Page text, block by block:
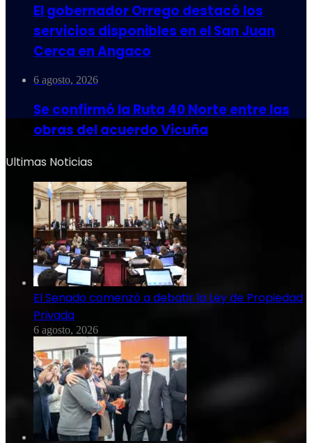
El gobernador Orrego destacó los
servicios disponibles en el San Juan
Cerca en Angaco
6 agosto, 2026
Se confirmó la Ruta 40 Norte entre las
obras del acuerdo Vicuña
Ultimas Noticias
El Senado comenzó a debatir la Ley de Propiedad
Privada
6 agosto, 2026